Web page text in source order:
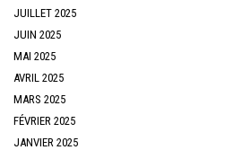
JUILLET 2025
JUIN 2025
MAI 2025
AVRIL 2025
MARS 2025
FÉVRIER 2025
JANVIER 2025